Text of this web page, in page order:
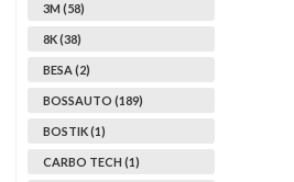
3M (58)
8K (38)
BESA (2)
BOSSAUTO (189)
BOSTIK (1)
CARBO TECH (1)